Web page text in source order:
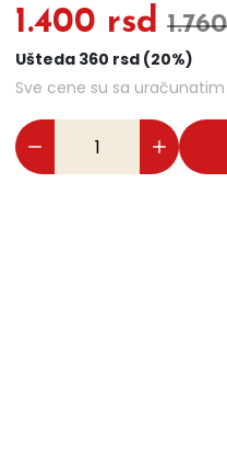
1.400 rsd
Ušteda 360 rsd (20%)
Sve cene su sa